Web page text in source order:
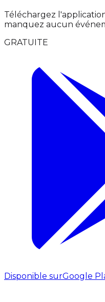
Téléchargez
manquez aucun
GRATUITE
Disponible surGoogle